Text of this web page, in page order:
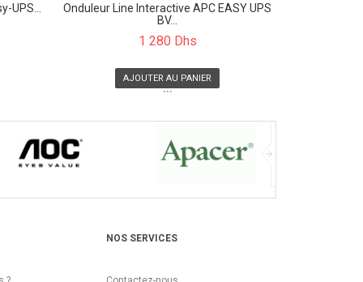
UPS...
Onduleur Line Interactive APC EASY UPS
BV...
1 280 Dhs
AJOUTER AU PANIER
```
NOS SERVICES